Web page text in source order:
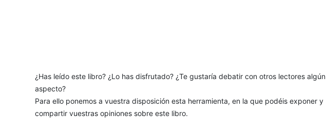
¿Has leído este libro? ¿Lo has disfrutado? ¿Te gustaría debatir con otros lectores algún
aspecto?
Para ello ponemos a vuestra disposición esta herramienta, en la que podéis exponer y
compartir vuestras opiniones sobre este libro.